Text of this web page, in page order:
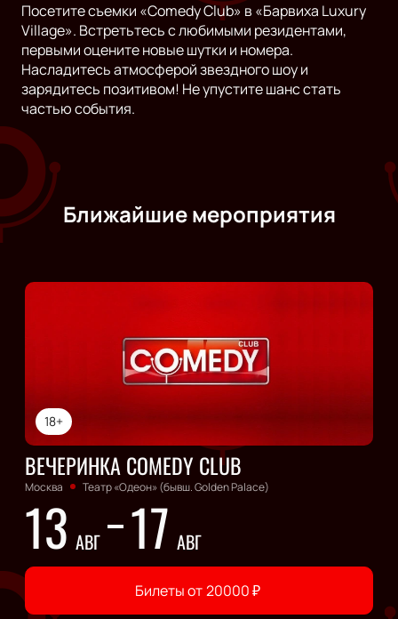
Посетите съемки «Comedy Club» в «Барвиха Luxury
Village». Встретьтесь с любимыми резидентами,
первыми оцените новые шутки и номера.
Насладитесь атмосферой звездного шоу и
зарядитесь позитивом! Не упустите шанс стать
частью события.
Ближайшие мероприятия
18+
ВЕЧЕРИНКА COMEDY CLUB
Москва Театр «Одеон» (бывш. Golden Palace)
13 АВГ 17 АВГ
Билеты от 20000₽